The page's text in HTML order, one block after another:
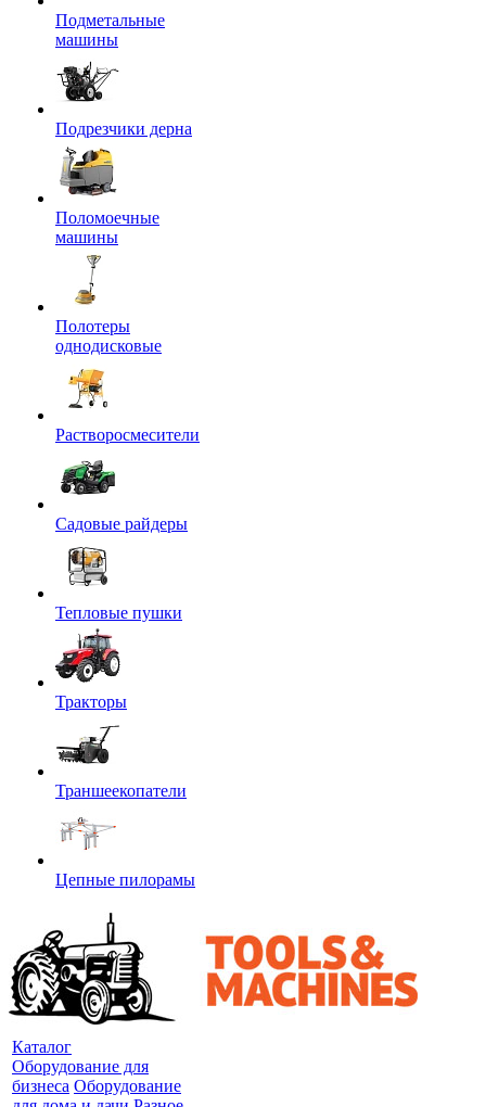
Подметальные
машины
Подрезчики дерна
Поломоечные
машины
Полотеры
однодисковые
Растворосмесители
Садовые райдеры
Тепловые пушки
Тракторы
Траншеекопатели
Цепные пилорамы
Каталог
Оборудование для
бизнеса Оборудование